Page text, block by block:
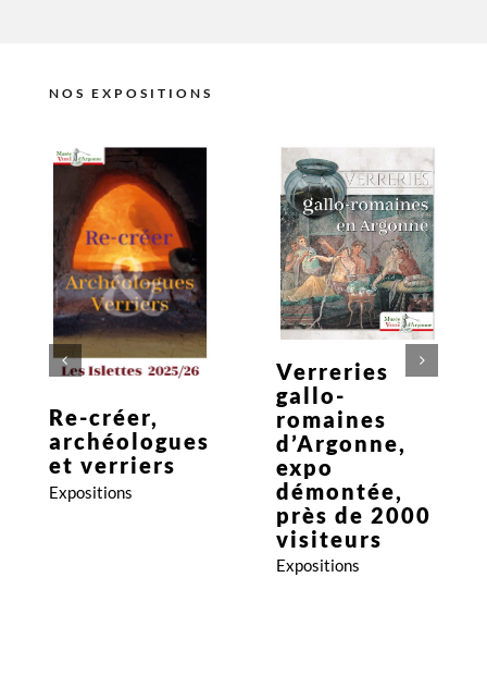
NOS EXPOSITIONS
Expositions
Re-créer,
archéologues
et verriers
Expositions
Expositions
Verreries
gallo-
romaines
d’Argonne,
expo
démontée,
près de 2000
visiteurs
Expositions